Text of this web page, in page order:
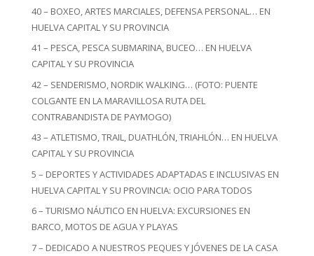
40 – BOXEO, ARTES MARCIALES, DEFENSA PERSONAL… EN
HUELVA CAPITAL Y SU PROVINCIA
41 – PESCA, PESCA SUBMARINA, BUCEO… EN HUELVA
CAPITAL Y SU PROVINCIA
42 – SENDERISMO, NORDIK WALKING… (FOTO: PUENTE
COLGANTE EN LA MARAVILLOSA RUTA DEL
CONTRABANDISTA DE PAYMOGO)
43 – ATLETISMO, TRAIL, DUATHLÓN, TRIAHLÓN… EN HUELVA
CAPITAL Y SU PROVINCIA
5 – DEPORTES Y ACTIVIDADES ADAPTADAS E INCLUSIVAS EN
HUELVA CAPITAL Y SU PROVINCIA: OCIO PARA TODOS
6 – TURISMO NÁUTICO EN HUELVA: EXCURSIONES EN
BARCO, MOTOS DE AGUA Y PLAYAS
7 – DEDICADO A NUESTROS PEQUES Y JÓVENES DE LA CASA